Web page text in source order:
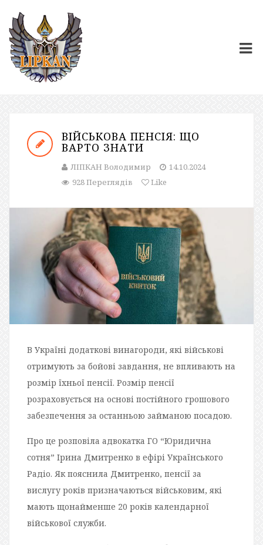
ВІЙСЬКОВА ПЕНСІЯ: ЩО
ВАРТО ЗНАТИ
ЛІПКАН Володимир
14.10.2024
928 Переглядів
Like
В Україні додаткові винагороди, які військові
отримують за бойові завдання, не впливають на
розмір їхньої пенсії. Розмір пенсії
розраховується на основі постійного грошового
забезпечення за останньою займаною посадою.
Про це розповіла адвокатка ГО “Юридична
сотня” Ірина Дмитренко в ефірі Українського
Радіо. Як пояснила Дмитренко, пенсії за
вислугу років призначаються військовим, які
мають щонайменше 20 років календарної
військової служби.